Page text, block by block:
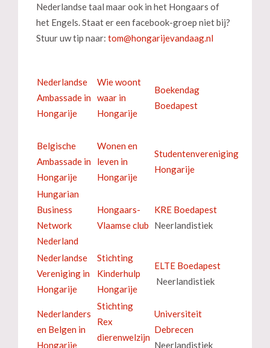
Nederlandse taal maar ook in het Hongaars of
het Engels. Staat er een facebook-groep niet bij?
Stuur uw tip naar:
Nederlandse
Ambassade in
Hongarije
Wie woont
waar in
Hongarije
Boekendag
Boedapest
Belgische
Ambassade in
Hongarije
Wonen en
leven in
Hongarije
Studentenvereniging
Hongarije
Hungarian
Business
Network
Nederland
Hongaars-
Vlaamse club
KRE Boedapest
Neerlandistiek
Nederlandse
Vereniging in
Hongarije
Stichting
Kinderhulp
Hongarije
ELTE Boedapest
Neerlandistiek
Nederlanders
en Belgen in
Hongarije
Stichting
Rex
dierenwelzijn
Universiteit
Debrecen
Neerlandistiek